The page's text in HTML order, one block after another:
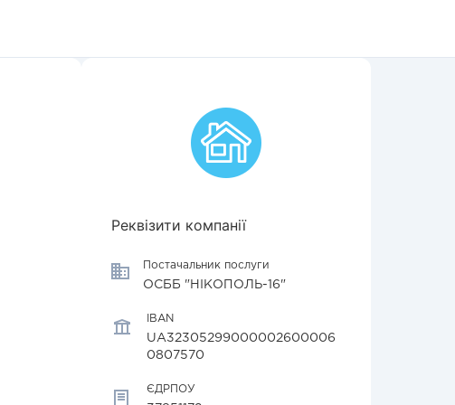
Реквізити компанії
Постачальник послуги
ОСББ "НІКОПОЛЬ-16"
IBAN
UA32305299000002600006
0807570
ЄДРПОУ